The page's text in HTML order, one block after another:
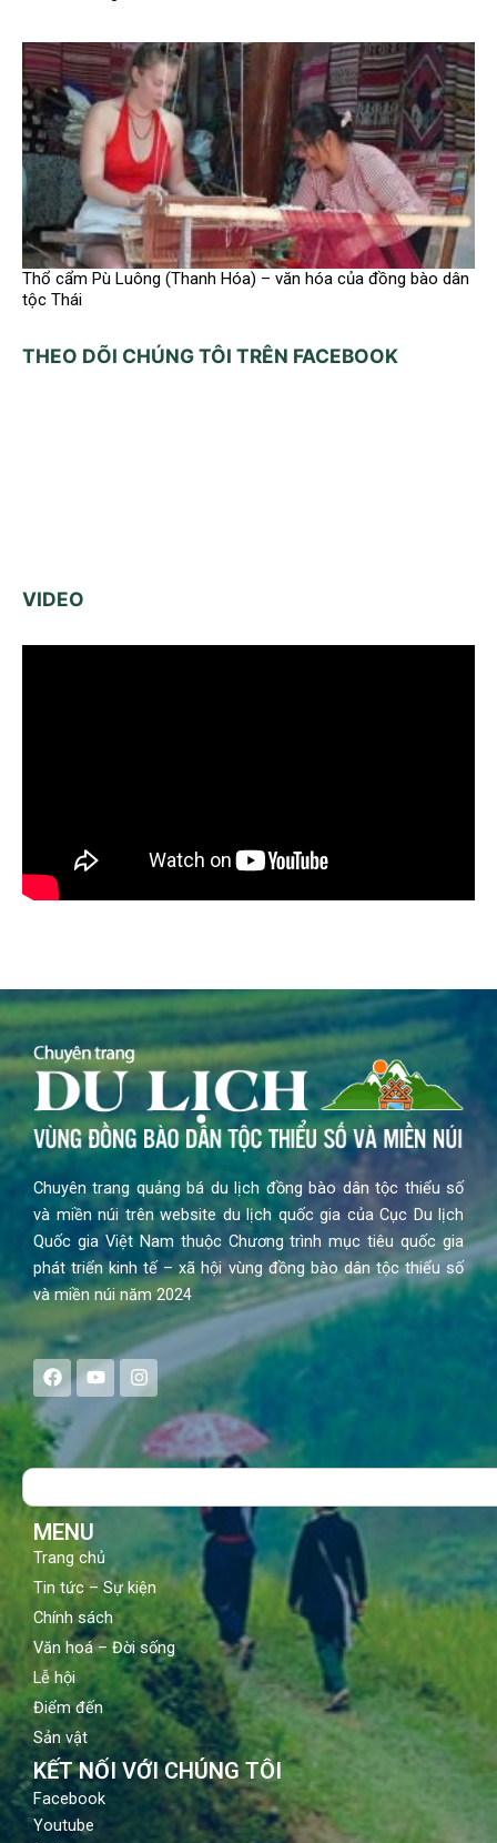
Thổ cẩm Pù Luông (Thanh Hóa) – văn hóa của đồng bào dân
tộc Thái
THEO DÕI CHÚNG TÔI TRÊN FACEBOOK
VIDEO
Chuyên trang quảng bá du lịch đồng bào dân tộc thiểu số
và miền núi trên website du lịch quốc gia của Cục Du lịch
Quốc gia Việt Nam thuộc Chương trình mục tiêu quốc gia
phát triển kinh tế – xã hội vùng đồng bào dân tộc thiểu số
và miền núi năm 2024
F
a
c
e
b
o
Y
o
u
t
u
b
I
n
s
a
g
Search
MENU
Trang chủ
Tin tức – Sự kiện
Chính sách
Văn hoá – Đời sống
Lễ hội
Điểm đến
Sản vật
KẾT NỐI VỚI CHÚNG TÔI
Facebook
Youtube